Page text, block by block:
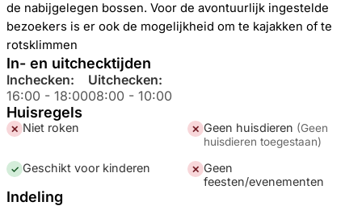
de nabijgelegen bossen. Voor de avontuurlijk ingestelde
bezoekers is er ook de mogelijkheid om te kajakken of te
rotsklimmen
In- en uitchecktijden
Inchecken:
16:00 - 18:00
Uitchecken:
08:00 - 10:00
Huisregels
✕ Niet roken ✕ Geen huisdieren (Geen
huisdieren toegestaan)
✓ Geschikt voor kinderen ✕ Geen
feesten/evenementen
Indeling